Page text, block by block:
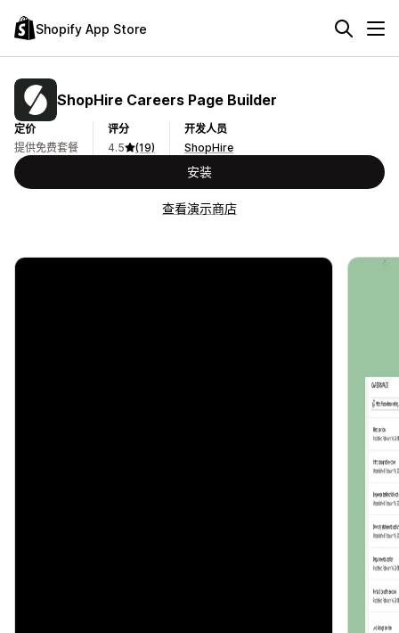
Shopify App Store
ShopHire Careers Page Builder
定价
提供免费套餐
评分
4.5
(19)
开发人员
ShopHire
安装
查看演示商店